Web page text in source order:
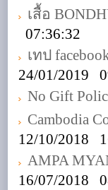
เสื้อ
07:36:32
เทป
24/01/2019
No Gift
Cambodia
12/10/2018
AMPA
16/07/2018